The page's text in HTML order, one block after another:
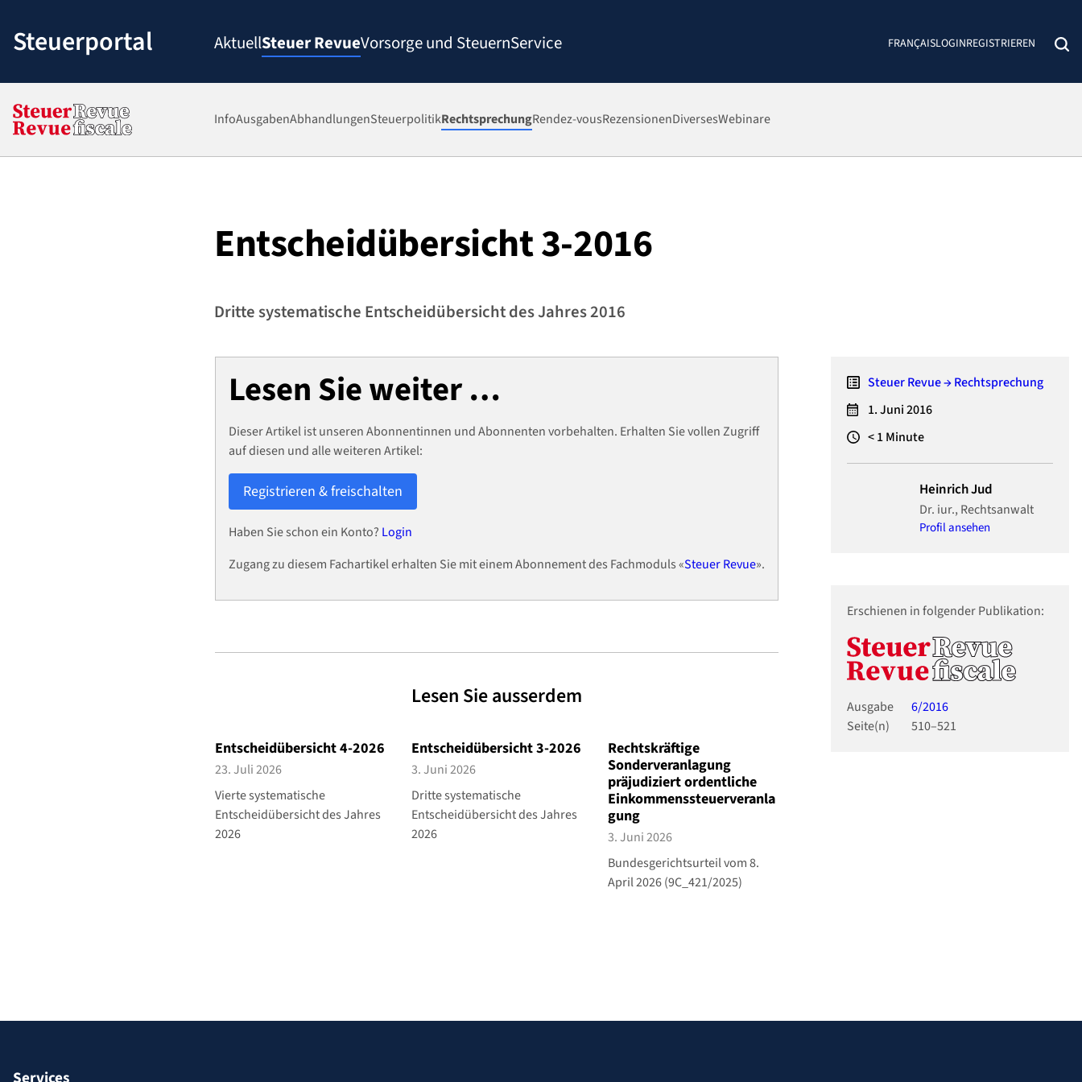
Inhalt
springen
Steuerportal AktuellSteuer RevueVorsorge und SteuernService FRANÇAISLOGINREGISTRIEREN
InfoAusgabenAbhandlungenSteuerpolitikRechtsprechungRendez-vousRezensionenDiversesWebinare
Entscheidübersicht 3-2016
Dritte systematische Entscheidübersicht des Jahres 2016
Lesen Sie weiter …
Dieser Artikel ist unseren Abonnentinnen und Abonnenten vorbehalten. Erhalten Sie vollen Zugriff
auf diesen und alle weiteren Artikel:
Registrieren & freischalten
Haben Sie schon ein Konto? Login
Zugang zu diesem Fachartikel erhalten Sie mit einem Abonnement des Fachmoduls «Steuer Revue».
Lesen Sie ausserdem
Entscheidübersicht 4-2026
23. Juli 2026
Vierte systematische
Entscheidübersicht des Jahres
2026
Entscheidübersicht 3-2026
3. Juni 2026
Dritte systematische
Entscheidübersicht des Jahres
2026
Rechtskräftige
Sonderveranlagung
präjudiziert ordentliche
Einkommenssteuerveranla
gung
3. Juni 2026
Bundesgerichtsurteil vom 8.
April 2026 (9C_421/2025)
Steuer Revue → Rechtsprechung
1. Juni 2016
< 1Minute
Heinrich Jud
Dr. iur., Rechtsanwalt
Profil ansehen
Erschienen in folgender Publikation:
Ausgabe
6/2016
Seite(n)
510–521